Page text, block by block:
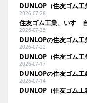
2026-07-28
2026-07-23
2026-07-22
2026-07-17
DUNLOPの住友ゴム
2026-07-14